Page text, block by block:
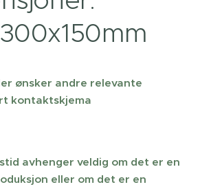
ønsker andre relevante
kontaktskjema
avhenger veldig om det er en
eller om det er en